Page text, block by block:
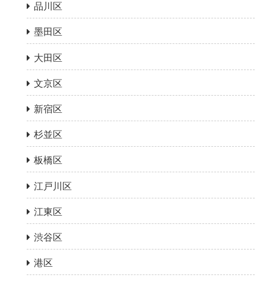
品川区
墨田区
大田区
文京区
新宿区
杉並区
板橋区
江戸川区
江東区
渋谷区
港区